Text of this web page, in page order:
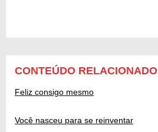
CONTEÚDO RELACIONADO
Feliz consigo mesmo
Você nasceu para se reinventar